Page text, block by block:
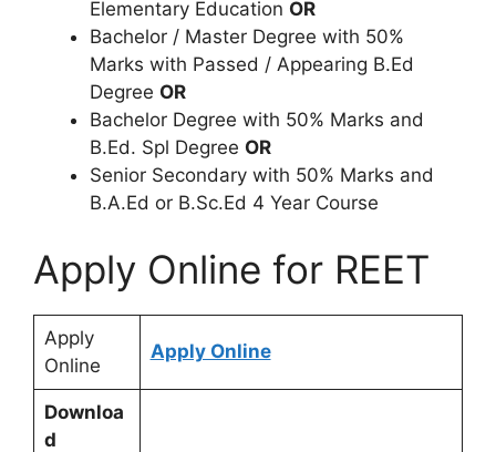
Elementary Education OR
Bachelor / Master Degree with 50%
Marks with Passed / Appearing B.Ed
Degree OR
Bachelor Degree with 50% Marks and
B.Ed. Spl Degree OR
Senior Secondary with 50% Marks and
B.A.Ed or B.Sc.Ed 4 Year Course
Apply Online for REET
Apply
Online
Apply Online
Downloa
d